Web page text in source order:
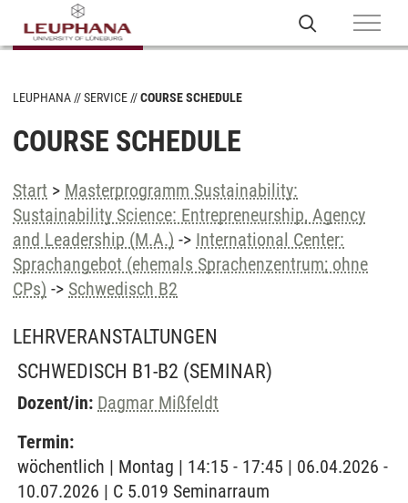
LEUPHANA SERVICE COURSE SCHEDULE
COURSE SCHEDULE
Start > Masterprogramm Sustainability:
Sustainability Science: Entrepreneurship, Agency
and Leadership (M.A.) -> International Center:
Sprachangebot (ehemals Sprachenzentrum; ohne
CPs) -> Schwedisch B2
LEHRVERANSTALTUNGEN
SCHWEDISCH B1-B2 (SEMINAR)
Dozent/in: Dagmar Mißfeldt
Termin:
wöchentlich | Montag | 14:15 - 17:45 | 06.04.2026 -
10.07.2026 | C 5.019 Seminarraum